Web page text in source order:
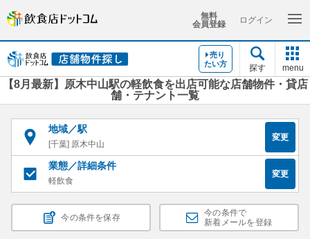
無料
会員登録
ログイン
売り
たい方
探す menu
【8月最新】原木中山駅の軽飲食を出店可能な店舗物件・貸店
舗・テナント一覧
地域／駅
[千葉] 原木中山
変更
業態／詳細条件
軽飲食
変更
今の条件を保存
今の条件で
新着メールを登録